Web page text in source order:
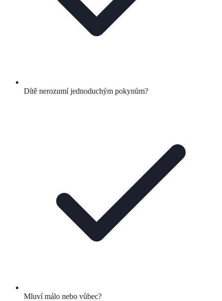
Dítě nerozumí jednoduchým pokynům?
Mluví málo nebo vůbec?